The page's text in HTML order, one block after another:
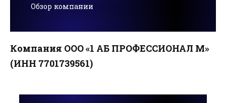
Обзор компании
Компания ООО «1 АБ ПРОФЕССИОНАЛ М»
(ИНН 7701739561)